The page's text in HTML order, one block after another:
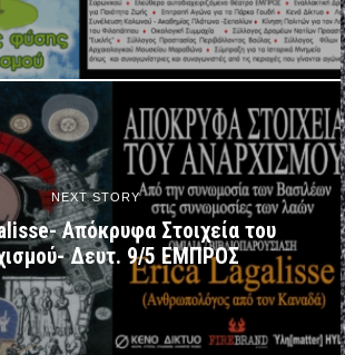
NEXT STORY
Απόκρυφα Στοιχεία του
Δευτ. 9/5 ΕΜΠΡΟΣ